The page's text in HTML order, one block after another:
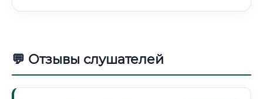
💬 Отзывы слушателей